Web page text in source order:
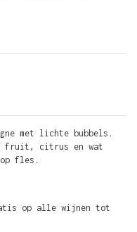
met lichte bubbels.
fruit, citrus en wat
op fles.
op alle wijnen tot